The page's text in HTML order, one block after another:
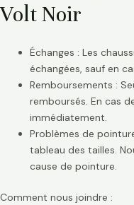
Volt Noir
Échanges : Les
échangées, sauf en
Remboursements :
remboursés. En cas
immédiatement.
Problèmes de
tableau des tailles.
cause de pointure.
Comment nous joindre :